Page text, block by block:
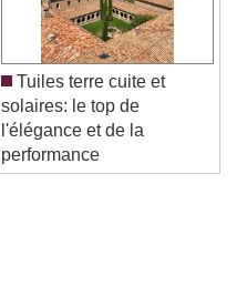
Tuiles terre cuite et
solaires: le top de
l'élégance et de la
performance